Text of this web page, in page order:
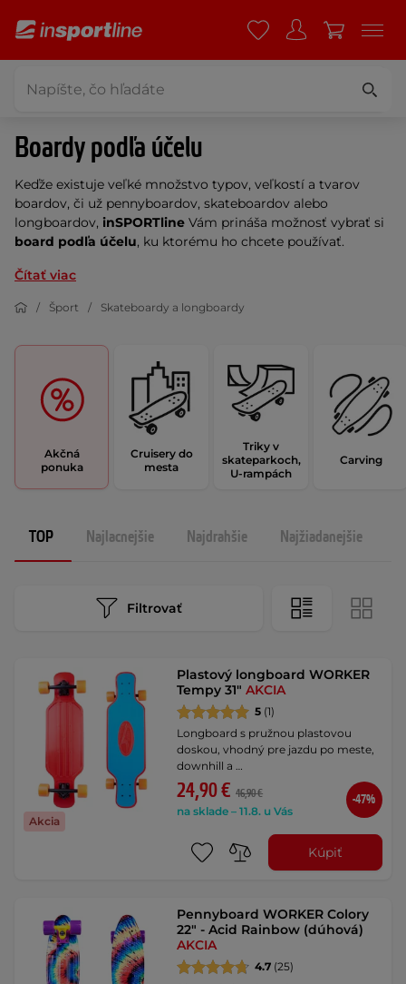
Boardy podľa účelu
Keďže existuje veľké množstvo typov, veľkostí a tvarov
boardov, či už pennyboardov, skateboardov alebo
longboardov, inSPORTline Vám prináša možnosť vybrať si
board podľa účelu, ku ktorému ho chcete používať.
Čítať viac
Šport Skateboardy a longboardy
Akčná
ponuka
Cruisery do
mesta
Triky v
skateparkoch,
U-rampách
Carving
TOP Najlacnejšie Najdrahšie Najžiadanejšie
Filtrovať
Akcia
Plastový longboard WORKER
Tempy 31"AKCIA
5 (1)
Longboard s pružnou plastovou
doskou, vhodný pre jazdu po meste,
downhill a …
24,90 € 46,90 €
na sklade – 11.8. u Vás
-47%
Kúpiť
Pennyboard WORKER Colory
22" - Acid Rainbow (dúhová)
AKCIA
4.7 (25)